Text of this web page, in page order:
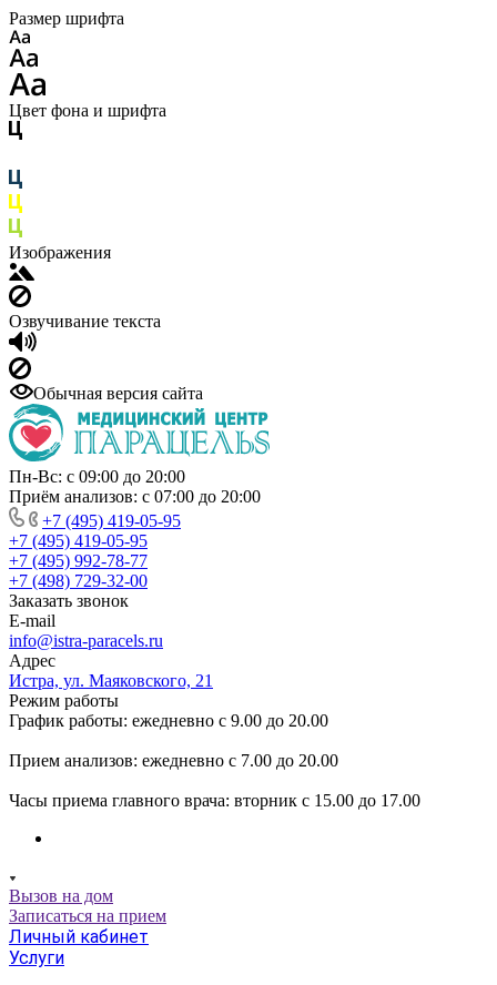
Размер шрифта
Цвет фона и шрифта
Изображения
Озвучивание текста
Обычная версия сайта
Пн-Вс: с 09:00 до 20:00
Приём анализов: с 07:00 до 20:00
+7 (495) 419-05-95
+7 (495) 419-05-95
+7 (495) 992-78-77
+7 (498) 729-32-00
Заказать звонок
E-mail
info@istra-paracels.ru
Адрес
Истра, ул. Маяковского, 21
Режим работы
График работы: ежедневно с 9.00 до 20.00
Прием анализов: ежедневно с 7.00 до 20.00
Часы приема главного врача: вторник с 15.00 до 17.00
Вызов на дом
Записаться на прием
Личный кабинет
Услуги